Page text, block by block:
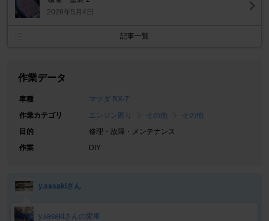
2026年5月4日
記事一覧
作業データ
車種
マツダ RX-7
作業カテゴリ
エンジン廻り その他
その他
目的
修理・故障・メンテナンス
作業
DIY
y.sasakiさん
y.sasakiさんの愛車